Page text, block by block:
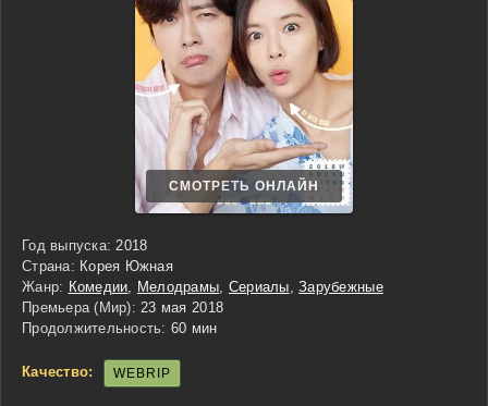
СМОТРЕТЬ ОНЛАЙН
Год выпуска: 2018
Страна: Корея Южная
Жанр: Комедии Мелодрамы Сериалы ,Зарубежные
Премьера (Мир): 23 мая 2018
Продолжительность: 60 мин
Качество: WEBRIP